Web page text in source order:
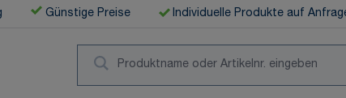
Günstige Preise Individuelle Produkte auf